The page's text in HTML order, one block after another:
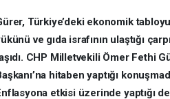
Türkiye’deki ekonomik
ve gıda israfının ulaştığı
CHP Milletvekili Ömer Fethi
hitaben yaptığı
etkisi üzerinde yaptığı